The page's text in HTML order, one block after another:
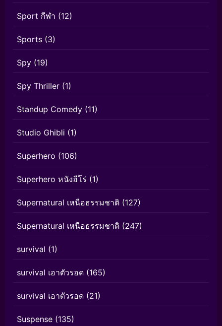
Sport กีฬา (12)
Sports (3)
Spy (19)
Spy Thriller (1)
Standup Comedy (11)
Studio Ghibli (1)
Superhero (106)
Superhero หนังฮีโร่ (1)
Supernatural เหนือธรรมชาติ (127)
Supernatural เหนือธรรมชาติ (247)
survival (1)
survival เอาตัวรอด (165)
survival เอาตัวรอด (21)
Suspense (135)